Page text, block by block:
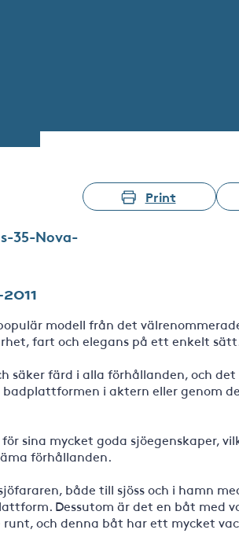
Print
35-Nova-
modell från det
fart och elegans på ett enkelt
säker färd i alla förhållanden, och
i aktern eller genom
sina mycket goda sjöegenskaper,
förhållanden.
både till sjöss och i hamn
Dessutom är det en båt med
och denna båt har ett mycket